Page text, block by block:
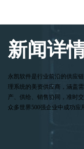
新闻详
永凯软件是行业前沿的供应
理系统的美资供应商，涵盖
产、供给、销售协同，准时
众多世界500强企业中成功应